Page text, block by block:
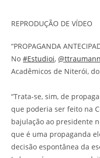
REPRODUÇÃO DE VÍDEO
“PROPAGANDA
No#Estudioi,@ttraumann
Acadêmicos de Niterói,
“Trata-se, sim, de
que poderia ser feito na
bajulação ao presidente
que é uma propaganda
decisão espontânea da